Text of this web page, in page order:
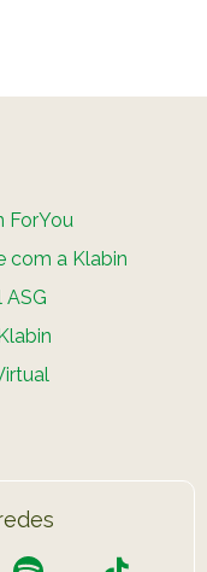
ForYou
com a Klabin
ASG